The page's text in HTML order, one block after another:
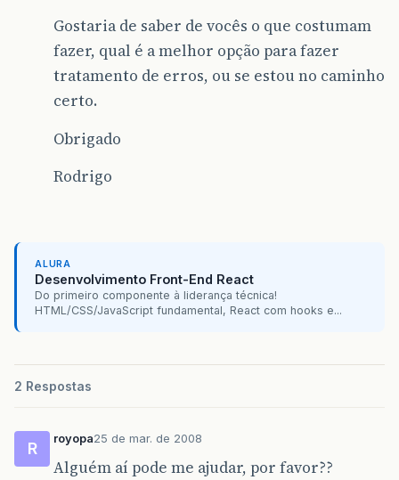
Gostaria de saber de vocês o que costumam
fazer, qual é a melhor opção para fazer
tratamento de erros, ou se estou no caminho
certo.
Obrigado
Rodrigo
ALURA
Desenvolvimento Front-End React
Do primeiro componente à liderança técnica!
HTML/CSS/JavaScript fundamental, React com hooks e...
2 Respostas
R
royopa25 de mar. de 2008
Alguém aí pode me ajudar, por favor??